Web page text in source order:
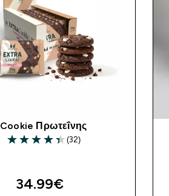
Cookie Πρωτεΐνης
4.38 out of 5 stars
(32)
34.99€‎